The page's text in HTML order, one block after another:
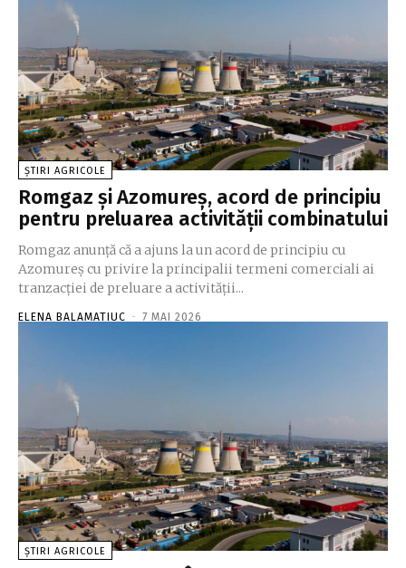
ȘTIRI AGRICOLE
Romgaz și Azomureș, acord de principiu
pentru preluarea activității combinatului
Romgaz anunţă că a ajuns la un acord de principiu cu
Azomureş cu privire la principalii termeni comerciali ai
tranzacţiei de preluare a activităţii...
ELENA BALAMATIUC - 7 MAI 2026
ȘTIRI AGRICOLE